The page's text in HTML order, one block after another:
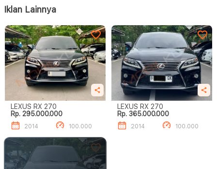
Iklan Lainnya
LEXUS RX 270
Rp. 295.000.000
2014 100.000
LEXUS RX 270
Rp. 365.000.000
2014 100.000